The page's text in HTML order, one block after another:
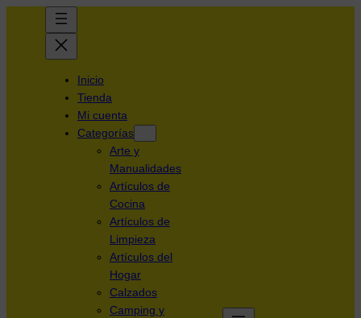
Inicio
Tienda
Mi cuenta
Categorías
Arte y
Manualidades
Artículos de
Cocina
Artículos de
Limpieza
Artículos del
Hogar
Calzados
Camping y